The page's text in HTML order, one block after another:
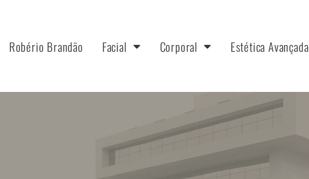
Robério Brandão Facial Corporal Estética Avançada